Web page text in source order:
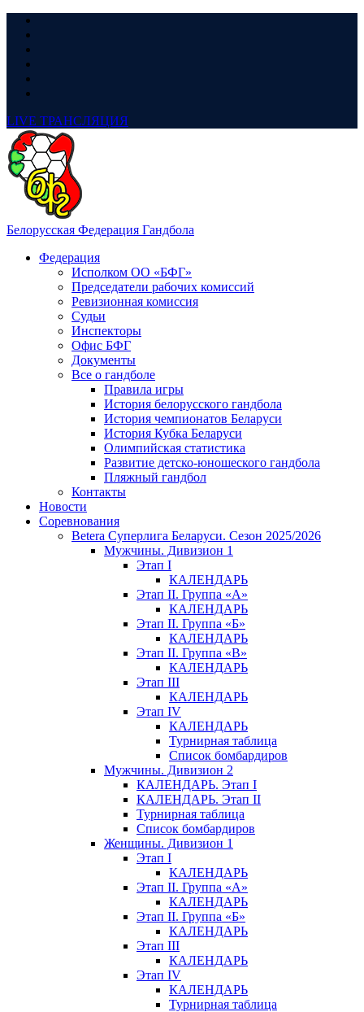
LIVE ТРАНСЛЯЦИЯ
Белорусская Федерация Гандбола
Федерация
Исполком ОО «БФГ»
Председатели рабочих комиссий
Ревизионная комиссия
Судьи
Инспекторы
Офис БФГ
Документы
Все о гандболе
Правила игры
История белорусского гандбола
История чемпионатов Беларуси
История Кубка Беларуси
Олимпийская статистика
Развитие детско-юношеского гандбола
Пляжный гандбол
Контакты
Новости
Соревнования
Betera Суперлига Беларуси. Сезон 2025/2026
Мужчины. Дивизион 1
Этап I
КАЛЕНДАРЬ
Этап II. Группа «А»
КАЛЕНДАРЬ
Этап II. Группа «Б»
КАЛЕНДАРЬ
Этап II. Группа «В»
КАЛЕНДАРЬ
Этап III
КАЛЕНДАРЬ
Этап IV
КАЛЕНДАРЬ
Турнирная таблица
Список бомбардиров
Мужчины. Дивизион 2
КАЛЕНДАРЬ. Этап I
КАЛЕНДАРЬ. Этап II
Турнирная таблица
Список бомбардиров
Женщины. Дивизион 1
Этап I
КАЛЕНДАРЬ
Этап II. Группа «А»
КАЛЕНДАРЬ
Этап II. Группа «Б»
КАЛЕНДАРЬ
Этап III
КАЛЕНДАРЬ
Этап IV
КАЛЕНДАРЬ
Турнирная таблица